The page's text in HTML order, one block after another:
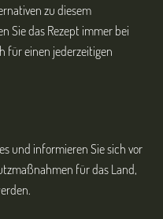
zu diesem
Sie das Rezept immer bei
für einen jederzeitigen
und informieren Sie sich vor
für das Land,